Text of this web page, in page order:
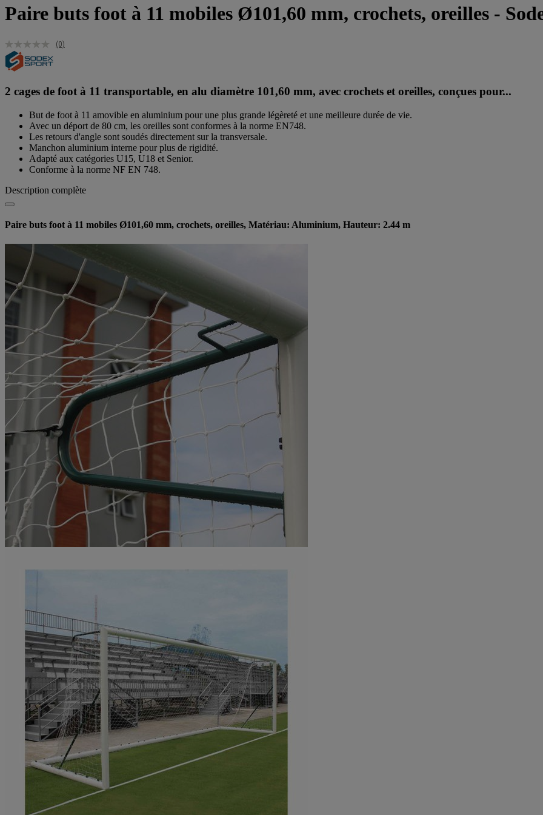
Paire buts foot à 11 mobiles Ø101,60 mm, crochets, oreilles -
(0)
2 cages de foot à 11 transportable, en alu diamètre 101,60 mm, avec crochets et oreilles, conçues pour...
But de foot à 11 amovible en aluminium pour une plus grande légèreté et une meilleure durée de vie.
Avec un déport de 80 cm, les oreilles sont conformes à la norme EN748.
Les retours d'angle sont soudés directement sur la transversale.
Manchon aluminium interne pour plus de rigidité.
Adapté aux catégories U15, U18 et Senior.
Conforme à la norme NF EN 748.
Description complète
Paire buts foot à 11 mobiles Ø101,60 mm, crochets, oreilles, Matériau: Aluminium, Hauteur: 2.44 m